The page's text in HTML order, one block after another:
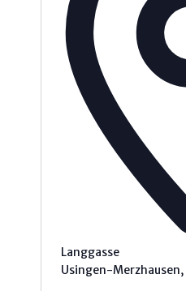
Langgasse
Usingen-Merzhausen,